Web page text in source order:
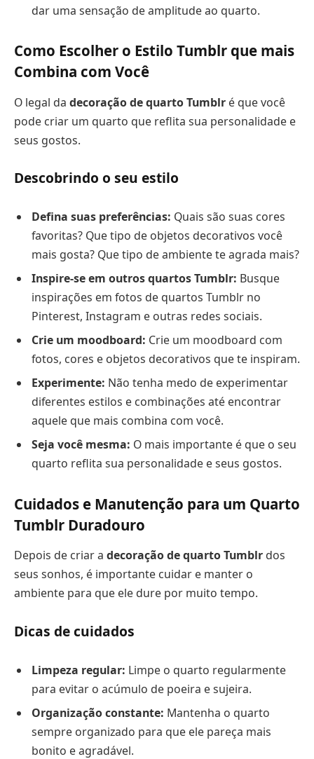
dar uma sensação de amplitude ao quarto.
Como Escolher o Estilo Tumblr que mais
Combina com Você
O legal da decoração de quarto Tumblr é que você
pode criar um quarto que reflita sua personalidade e
seus gostos.
Descobrindo o seu estilo
Defina suas preferências: Quais são suas cores
favoritas? Que tipo de objetos decorativos você
mais gosta? Que tipo de ambiente te agrada mais?
Inspire-se em outros quartos Tumblr: Busque
inspirações em fotos de quartos Tumblr no
Pinterest, Instagram e outras redes sociais.
Crie um moodboard: Crie um moodboard com
fotos, cores e objetos decorativos que te inspiram.
Experimente: Não tenha medo de experimentar
diferentes estilos e combinações até encontrar
aquele que mais combina com você.
Seja você mesma: O mais importante é que o seu
quarto reflita sua personalidade e seus gostos.
Cuidados e Manutenção para um Quarto
Tumblr Duradouro
Depois de criar a decoração de quarto Tumblr dos
seus sonhos, é importante cuidar e manter o
ambiente para que ele dure por muito tempo.
Dicas de cuidados
Limpeza regular: Limpe o quarto regularmente
para evitar o acúmulo de poeira e sujeira.
Organização constante: Mantenha o quarto
sempre organizado para que ele pareça mais
bonito e agradável.